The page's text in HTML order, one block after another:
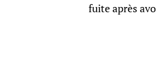
fuite après